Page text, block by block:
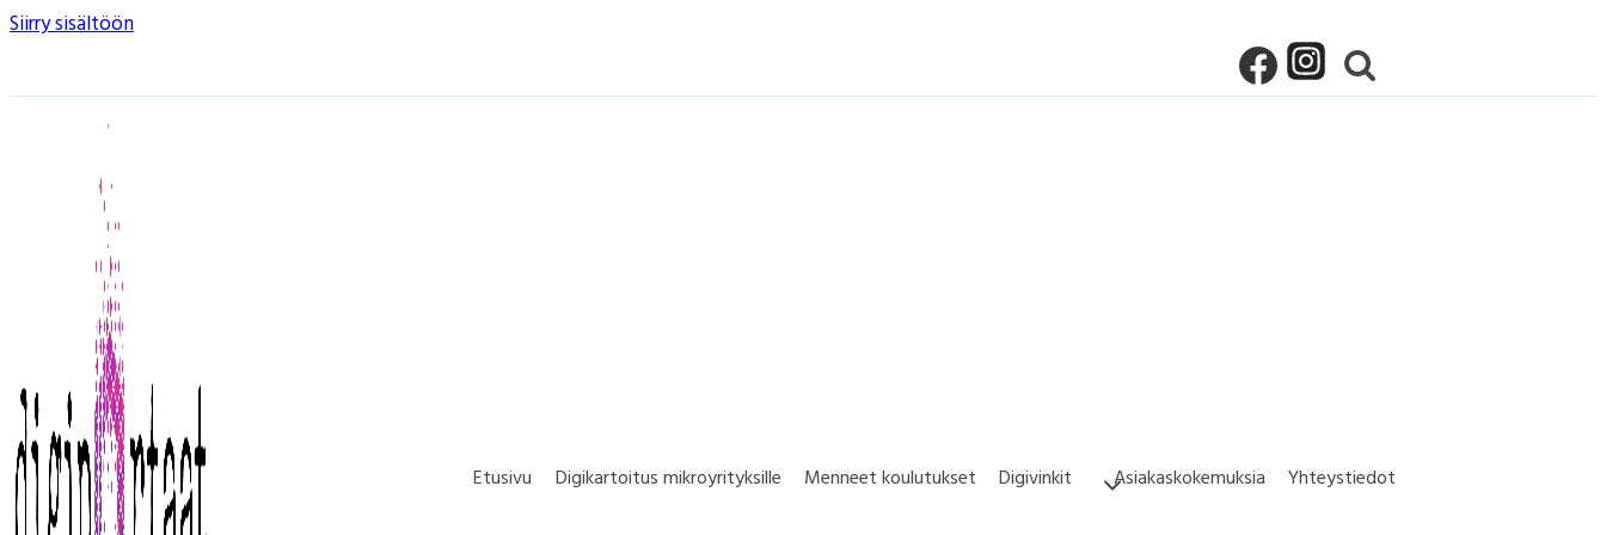
Siirry sisältöön
Etusivu Digikartoitus mikroyrityksille Menneet koulutukset Digivinkit Asiakaskokemuksia Yhteystiedot